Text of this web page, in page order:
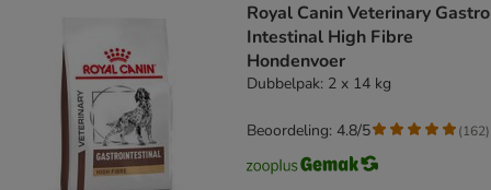
Royal Canin Veterinary Gastro
Intestinal High Fibre
Hondenvoer
Dubbelpak: 2 x 14 kg
Beoordeling: 4.8/5 (162)